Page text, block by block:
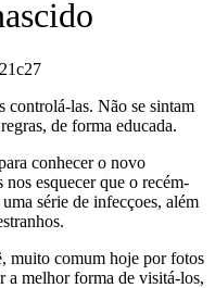
controlá-las. Não se sintam
de forma educada.
conhecer o novo
esquecer que o recém-
série de infecçoes, além
muito comum hoje por fotos
a melhor forma de visitá-los,